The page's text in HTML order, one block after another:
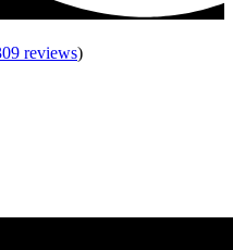
reviews)